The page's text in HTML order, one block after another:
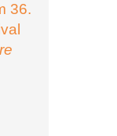
36.